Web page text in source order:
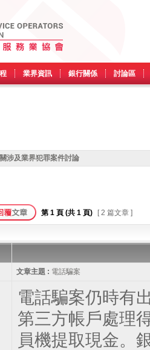
業界資訊 銀行關係 討論區
涉及業界犯罪案件討論
第 1 頁 (共 1 頁) [ 2 篇文章 ]
文章主題 : 電話騙案
電話騙案仍時有
第三方帳戶處理
員機提取現金。